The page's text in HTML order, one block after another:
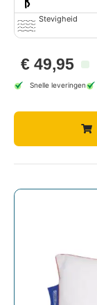
Stevigheid
€ 49,95
Snelle leveringen